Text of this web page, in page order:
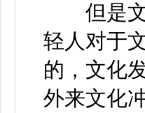
但是文
轻人对于
的，文化
外来文化